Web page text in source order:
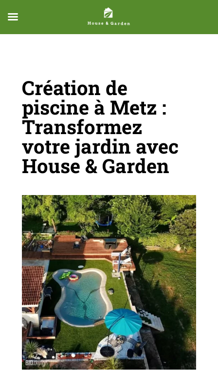
Création de
piscine à Metz :
Transformez
votre jardin avec
House & Garden